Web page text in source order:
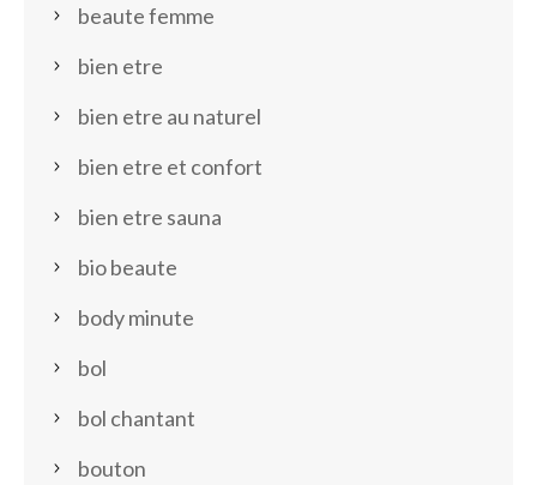
beaute femme
bien etre
bien etre au naturel
bien etre et confort
bien etre sauna
bio beaute
body minute
bol
bol chantant
bouton